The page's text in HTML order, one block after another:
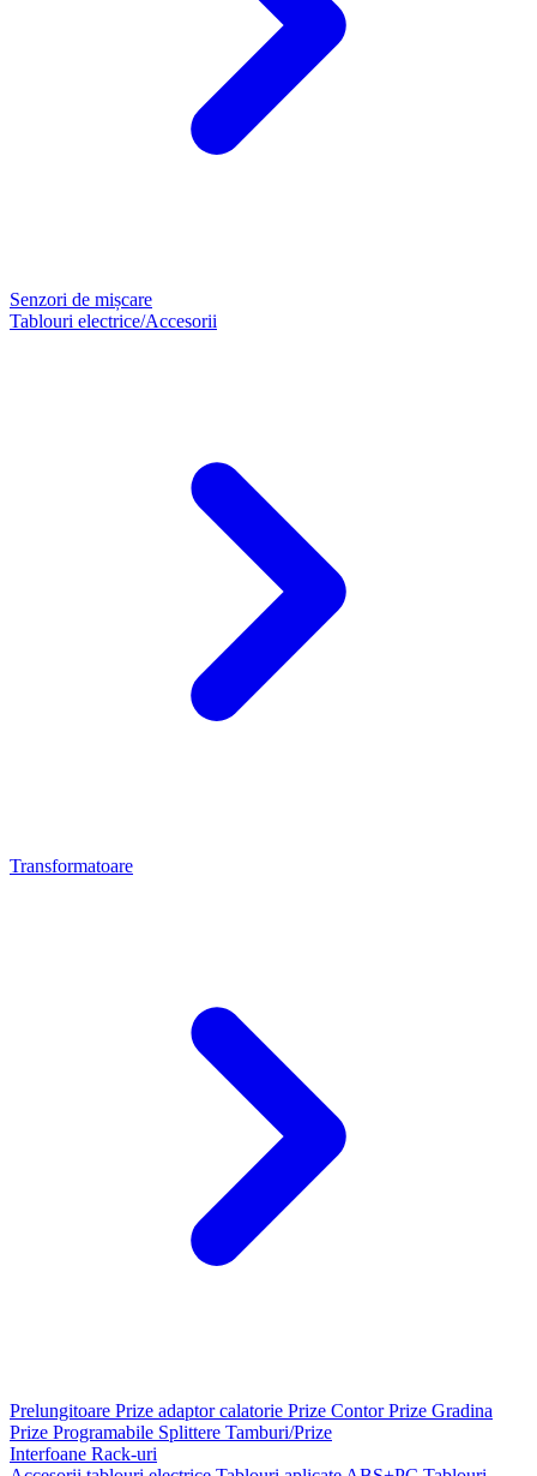
Senzori de mișcare
Tablouri electrice/Accesorii
Transformatoare
Prelungitoare Prize adaptor calatorie Prize ContorPrize Gradina
Prize Programabile Splittere Tamburi/Prize
Interfoane Rack-uri